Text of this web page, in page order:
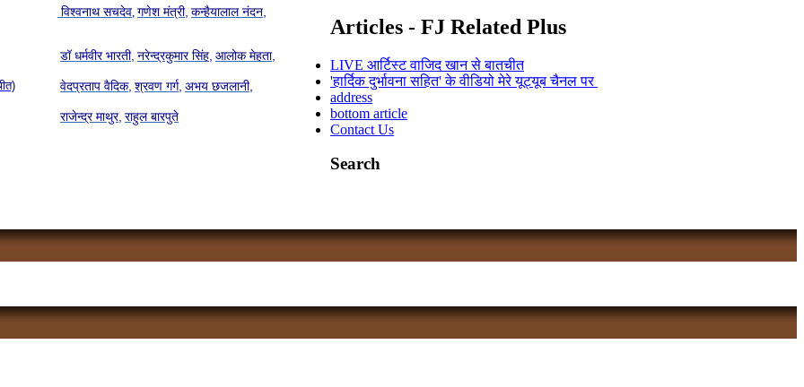
विश्वनाथ सचदेव गणेश मंत्री, कन्हैयालाल नंदन,
डॉ धर्मवीर भारती, नरेन्द्रकुमार सिंह, आलोक मेहता,
वेदप्रताप वैदिक, श्रवण गर्ग, अभय छजलानी,
राजेन्द्र माथुर, राहुल बारपुते
Articles - FJ Related Plus
LIVE आर्टिस्ट वाजिद खान से बातचीत
'हार्दिक दुर्भावना सहित' के वीडियो मेरे यूट्यूब चैनल पर
address
bottom article
Contact Us
Search